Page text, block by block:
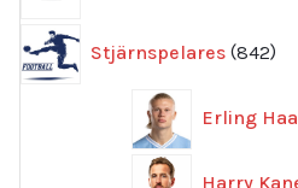
Stjärnspelares 842
Erling
Harry